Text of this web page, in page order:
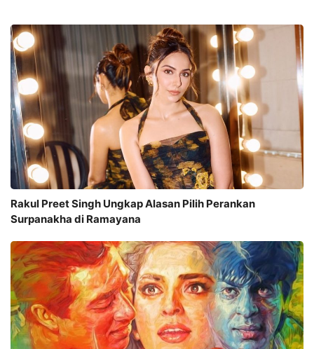
Rakul Preet Singh Ungkap Alasan Pilih Perankan
Surpanakha di Ramayana